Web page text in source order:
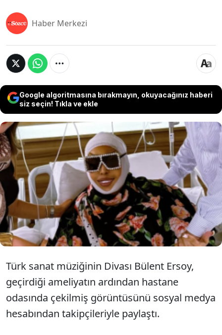
Haber Merkezi
Google algoritmasına bırakmayın, okuyacağınız haberi
siz seçin! Tıkla ve ekle
Geçtiğimiz haftalarda 74. yaşına merhaba diyen
Bülent Ersoy, sosyal medya hesabından yaptığı
paylaşımda geçirdiği estetik operasyonun
detaylarını aktardı. Ersoy'un yüzünü
gençleştirmek amacıyla 'Lolita Lift' ameliyatı
geçirdiği öğrenilirken, ünlü sanatçı uzun yıllardır
estetiğe mesafeli durduğunu ve botoks dahi
yaptırmadığını açıkladı.
Türk sanat müziğinin Divası Bülent Ersoy,
geçirdiği ameliyatın ardından hastane
odasında çekilmiş görüntüsünü sosyal medya
hesabından takipçileriyle paylaştı.